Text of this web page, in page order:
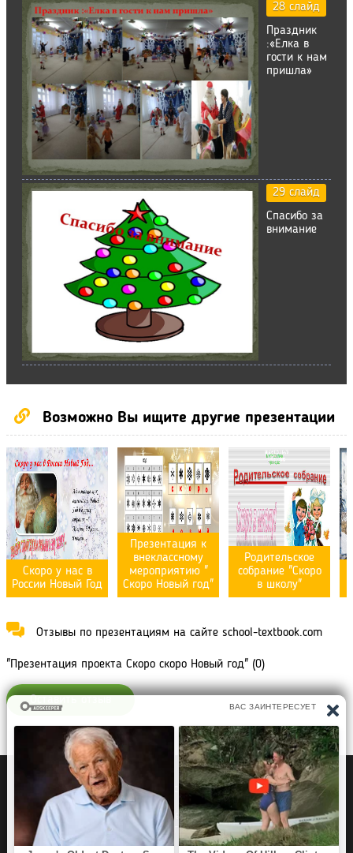
28 слайд
Праздник
:«Елка в
гости к нам
пришла»
29 слайд
Спасибо за
внимание
Возможно Вы ищите другие презентации
Скоро у нас в
России Новый Год
Презентация к
внеклассному
мероприятию "
Скоро Новый год"
Родительское
собрание "Скоро
в школу"
Отзывы по презентациям на сайте school-textbook.com
"Презентация проекта Скоро скоро Новый год" (0)
Оставить отзыв
Политика конфиденциальности
Правообладателям
Рефераты Дипломы Курсовые работы
Читать книги
Аудиокниги
Раскраски для детей